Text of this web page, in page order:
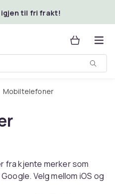
igjen til fri frakt!
Mobiltelefoner
fra kjente merker som
Velg mellom iOS og